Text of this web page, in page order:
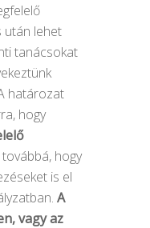
után lehet
tanácsokat
határozat
hogy
továbbá, hogy
is el
A
vagy az